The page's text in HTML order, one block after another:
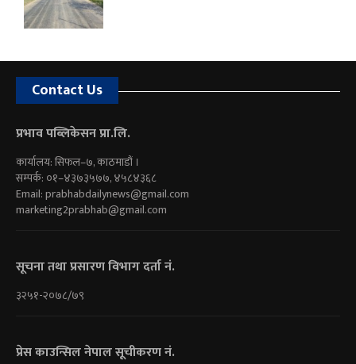
Contact Us
प्रभाव पब्लिकेसन प्रा.लि.
कार्यालय: सिफल–७, काठमाडौं ।
सम्पर्क: ०१–४३७३५७७, ४५८४३६८
Email:prabhabdailynews@gmail.com
marketing2prabhab@gmail.com
सूचना तथा प्रसारण विभाग दर्ता नं.
३२५१-२०७८/७९
प्रेस काउन्सिल नेपाल सूचीकरण नं.